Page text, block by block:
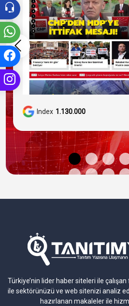
Index 1.130.000
DA/PA 75/55
Site Yaşı 30 yıl
Türkiye’nin lider haber siteleri ile
ile sektörünüzü ve web sitenizi analiz
hazırlanan makaleler ile